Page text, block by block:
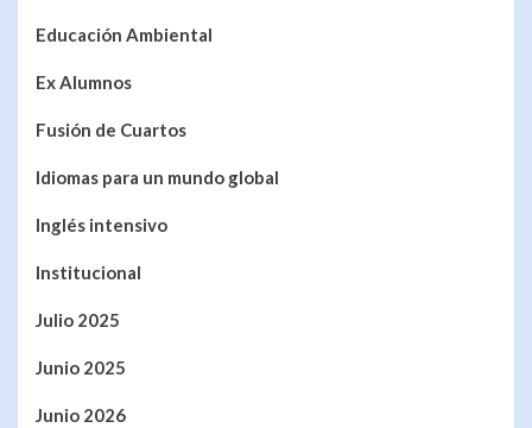
Educación Ambiental
Ex Alumnos
Fusión de Cuartos
Idiomas para un mundo global
Inglés intensivo
Institucional
Julio 2025
Junio 2025
Junio 2026